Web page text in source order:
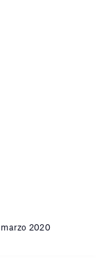
marzo 2020